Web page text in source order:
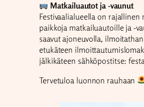
Matkailuautot ja -vaunut
Festivaalialueella on rajallinen
paikkoja matkailuautoille ja -
saavut ajoneuvolla,
etukäteen
jälkikäteen sähköpostitse:
Tervetuloa luonnon rauhaan